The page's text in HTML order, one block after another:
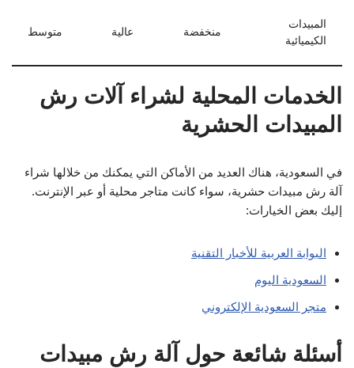
المبيدات
الكيميائية
منخفضة عالية متوسط
الخدمات المحلية لشراء آلات رش
المبيدات الحشرية
في السعودية، هناك العديد من الأماكن التي يمكنك من خلالها شراء
آلة رش مبيدات حشرية، سواء كانت متاجر محلية أو عبر الإنترنت.
إليك بعض الخيارات:
البوابة العربية للأخبار التقنية
السعودية اليوم
متجر السعودية الإلكتروني
أسئلة شائعة حول آلة رش مبيدات